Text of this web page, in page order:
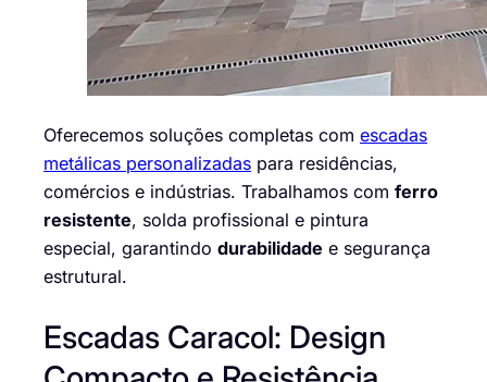
Oferecemos soluções completas com escadas
metálicas personalizadas para residências,
comércios e indústrias. Trabalhamos com ferro
resistente, solda profissional e pintura
especial, garantindo durabilidade e segurança
estrutural.
Escadas Caracol: Design